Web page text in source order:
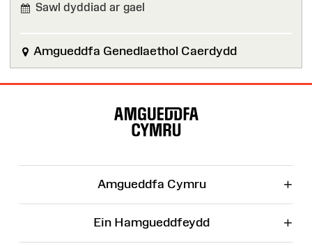
Sawl dyddiad ar gael
Amgueddfa Genedlaethol Caerdydd
Amgueddfa Cymru +
Ein Hamgueddfeydd +